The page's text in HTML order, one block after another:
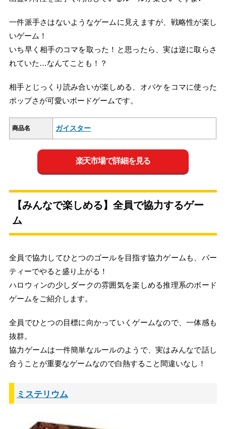
一件派手さはないようなゲームに見えますが、戦略性が楽し
いゲーム！
いち早く相手のコマを取った！と思ったら、実は逆に取らさ
れていた…なんてことも！？
相手とじっくり読み合いが楽しめる、オバケをコマに使った
ポップさが可愛いボードゲームです。
商品名 ガイスター
楽天市場で詳細を見る
【みんなで楽しめる】全員で協力するゲー
ム
全員で協力してひとつのゴールを目指す協力ゲームも、パー
ティーでやると盛り上がる！
ハロウィンの少しダークの雰囲気を楽しめる推理系のボード
ゲームをご紹介します。
全員でひとつの目標に向かっていくゲームなので、一体感も
抜群。
協力ゲームは一件簡単なルールのようで、実はみんなで話し
合うことが重要なゲームなので白熱すること間違いなし！
ミステリウム